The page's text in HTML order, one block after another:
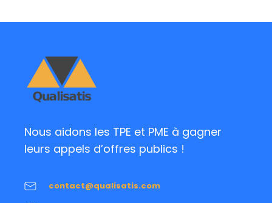
Nous aidons les TPE et PME à gagner
leurs appels d’offres publics !
contact@qualisatis.com